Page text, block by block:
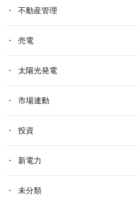
不動産管理
売電
太陽光発電
市場連動
投資
新電力
未分類